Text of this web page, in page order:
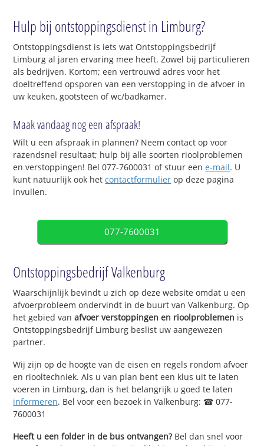
Hulp bij ontstoppingsdienst in Limburg?
Ontstoppingsdienst is iets wat Ontstoppingsbedrijf
Limburg al jaren ervaring mee heeft. Zowel bij particulieren
als bedrijven. Kortom; een vertrouwd adres voor het
doeltreffend opsporen van een verstopping in de afvoer in
uw keuken, gootsteen of wc/badkamer.
Maak vandaag nog een afspraak!
Wilt u een afspraak in plannen? Neem contact op voor
razendsnel resultaat; hulp bij alle soorten rioolproblemen
en verstoppingen! Bel 077-7600031 of stuur eene-mail. U
kunt natuurlijk ook hetcontactformulier op deze pagina
invullen.
077-7600031
Ontstoppingsbedrijf Valkenburg
Waarschijnlijk bevindt u zich op deze website omdat u een
afvoerprobleem ondervindt in de buurt van Valkenburg. Op
het gebied vanafvoer verstoppingen en rioolproblemen is
Ontstoppingsbedrijf Limburg beslist uw aangewezen
partner.
Wij zijn op de hoogte van de eisen en regels rondom afvoer
en riooltechniek. Als u van plan bent een klus uit te laten
voeren in Limburg, dan is het belangrijk u goed te laten
informeren. Bel voor een bezoek in Valkenburg: ☎ 077-
7600031
Heeft u een folder in de bus ontvangen?Bel dan snel voor